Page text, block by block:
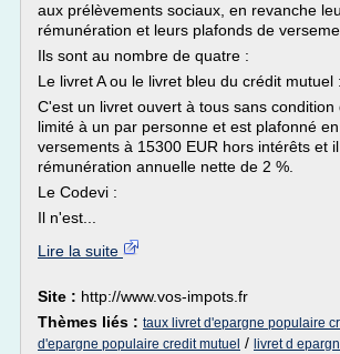
aux prélèvements sociaux, en revanche
rémunération et leurs plafonds de
Ils sont au nombre de quatre :
Le livret A ou le livret bleu du crédit mutuel :
C'est un livret ouvert à tous sans condition
limité à un par personne et est plafonné
versements à 15300 EUR hors intérêts et
rémunération annuelle nette de 2 %.
Le Codevi :
Il n'est...
Lire la suite
Site : http://www.vos-impots.fr
Thèmes liés : taux livret d'epargne populaire
d'epargne populaire credit mutuel / livret d